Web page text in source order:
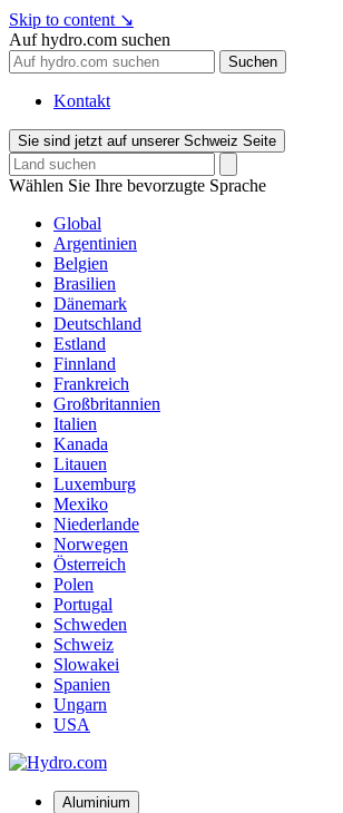
Skip to content ↘
Auf hydro.com suchen
Suchen
Kontakt
Sie sind jetzt auf unserer Schweiz Seite
Wählen Sie Ihre bevorzugte Sprache
Global
Argentinien
Belgien
Brasilien
Dänemark
Deutschland
Estland
Finnland
Frankreich
Großbritannien
Italien
Kanada
Litauen
Luxemburg
Mexiko
Niederlande
Norwegen
Österreich
Polen
Portugal
Schweden
Schweiz
Slowakei
Spanien
Ungarn
USA
Aluminium